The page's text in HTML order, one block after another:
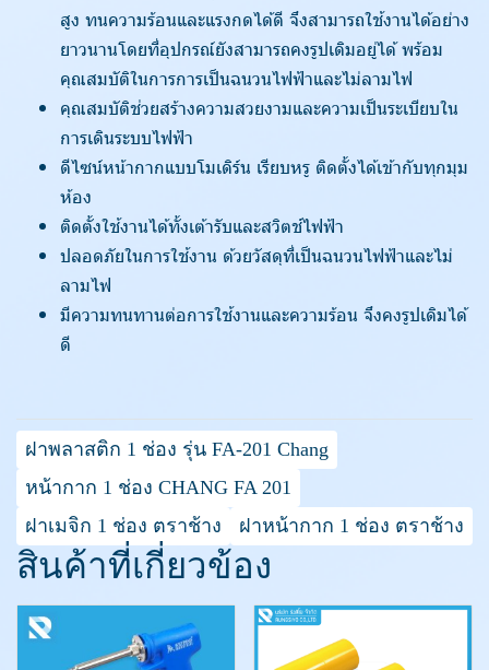
สูง ทนความร้อนและแรงกดได้ดี จึงสามารถใช้งานได้อย่าง
ยาวนานโดยที่อุปกรณ์ยังสามารถคงรูปเดิมอยู่ได้ พร้อม
คุณสมบัติในการการเป็นฉนวนไฟฟ้าและไม่ลามไฟ
คุณสมบัติช่วยสร้างความสวยงามและความเป็นระเบียบใน
การเดินระบบไฟฟ้า
ดีไซน์หน้ากากแบบโมเดิร์น เรียบหรู ติดตั้งได้เข้ากับทุกมุม
ห้อง
ติดตั้งใช้งานได้ทั้งเต้ารับและสวิตช์ไฟฟ้า
ปลอดภัยในการใช้งาน ด้วยวัสดุที่เป็นฉนวนไฟฟ้าและไม่
ลามไฟ
มีความทนทานต่อการใช้งานและความร้อน จึงคงรูปเดิมได้
ดี
ฝาพลาสติก 1 ช่อง รุ่น FA-201 Chang
หน้ากาก 1 ช่อง CHANG FA 201
ฝาเมจิก 1 ช่อง ตราช้าง
ฝาหน้ากาก 1 ช่อง ตราช้าง
สินค้าที่เกี่ยวข้อง